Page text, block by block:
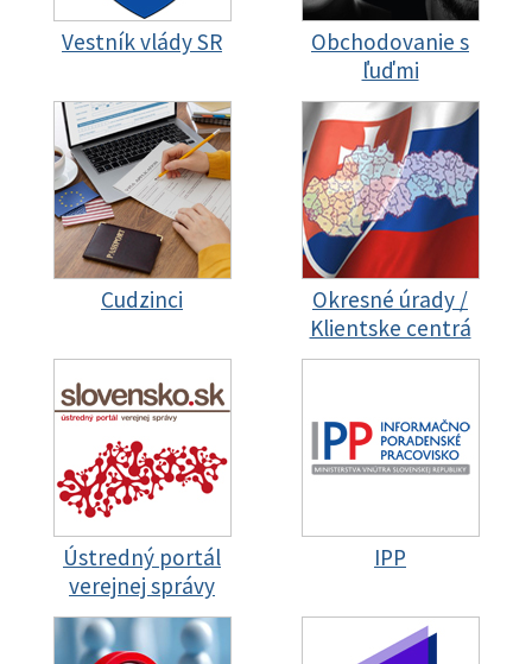
Vestník vlády SR
Obchodovanie s
ľuďmi
Cudzinci
Okresné úrady /
Klientske centrá
Ústredný portál
verejnej správy
IPP